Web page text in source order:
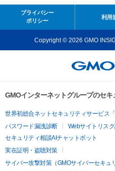
プライバシー
ポリシー
利用
Copyright © 2026 GMO
GMOインターネットグループのセ
世界初総合ネットセキュリティサービス
パスワード漏洩診断
Webサイトリス
セキュリティ相談AIチャットボット
実在証明・盗聴対策
サイバー攻撃対策（GMOサイバーセキュ